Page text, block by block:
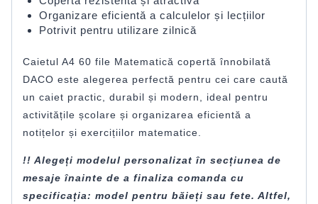
Organizare eficientă a calculelor și lecțiilor
Potrivit pentru utilizare zilnică
Caietul A4 60 file Matematică copertă înnobilată
DACO este alegerea perfectă pentru cei care caută
un caiet practic, durabil și modern, ideal pentru
activitățile școlare și organizarea eficientă a
notițelor și exercițiilor matematice.
!! Alegeți modelul personalizat în secțiunea de
mesaje înainte de a finaliza comanda cu
specificația: model pentru băieți sau fete. Altfel,